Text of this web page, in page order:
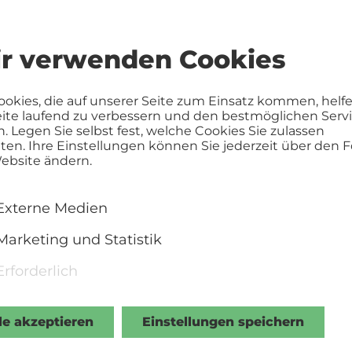
verwenden Cookies
die auf unserer Seite zum Einsatz kommen,
laufend zu verbessern und den bestmöglichen
Legen Sie selbst fest, welche Cookies Sie zulassen
Ihre Einstellungen können Sie jederzeit über den
ändern.
Medien
und Statistik
akzeptieren Einstellungen speichern
„Der Zirkus“ – live vertont von Franziska
vor einem Polizisten flieht, geraten beide
Publikum applaudiert frenetisch zu der
als Clown engagiert. Im Zirkus lernt er die
die Artistin Charlies Liebe erwidern?
1929 war Chaplin für seine Darstellung in
nominiert. Stattdessen entschied die
und sein Genie als Autor,
Der Zirkus einen Ehrenoscar zu verleihen.